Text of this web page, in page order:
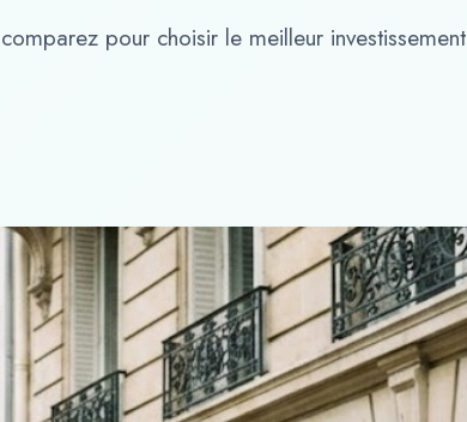
pour choisir le meilleur investissement